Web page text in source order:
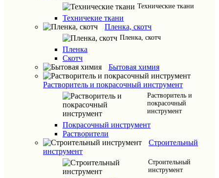
Технические ткани
Техничекие ткани
Пленка, скотч
Пленка, скотч
Пленка
Скотч
Бытовая химия
Растворитель и покрасочный инструмент
Растворитель и
покрасочный
инструмент
Покрасочный инструмент
Растворители
Строительный
инструмент
Строительный
инструмент